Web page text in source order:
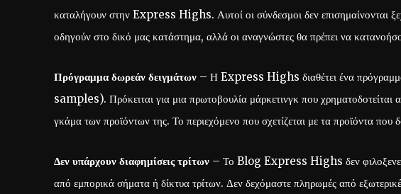
καταλήγουν στην Express Highs. Αυτοί οι σύνδεσμοι δεν επισημαίνονται
οδηγούν στο δικό μας κατάστημα, αλλά οι αναγνώστες θα πρέπει να
Πρόγραμμα δωρεάν δειγμάτων – Η Express Highs διαθέτει ένα
samples). Πρόκειται για μια πρωτοβουλία μάρκετινγκ που χρηματοδοτείται
γκάμα των προϊόντων της. Το περιεχόμενο που σχετίζεται με τα προϊόντα που
Δεν υπάρχουν διαφημίσεις τρίτων – Το Blog Express Highs δεν φιλοξενεί
από εμπορικά σήματα ή δίκτυα τρίτων. Δεν δεχόμαστε πληρωμές από